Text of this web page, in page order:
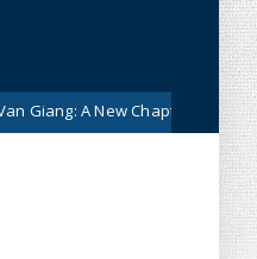
in Vietnam–Canada